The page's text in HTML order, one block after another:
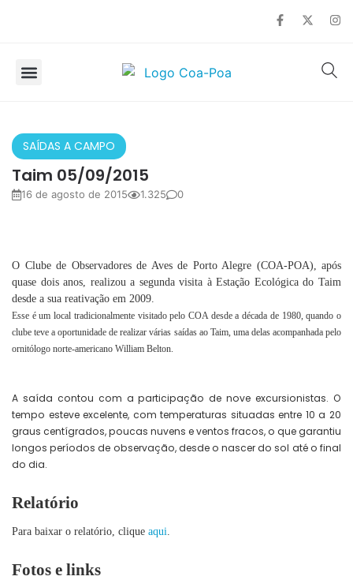
SAÍDAS A CAMPO
Taim 05/09/2015
16 de agosto de 2015 1.325 0
O Clube de Observadores de Aves de Porto Alegre (COA-POA), após
quase dois anos, realizou a segunda visita à Estação Ecológica do Taim
desde a sua reativação em 2009.
Esse é um local tradicionalmente visitado pelo COA desde a década de 1980, quando o
clube teve a oportunidade de realizar várias saídas ao Taim, uma delas acompanhada pelo
ornitólogo norte-americano William Belton.
A saída contou com a participação de nove excursionistas. O
tempo esteve excelente, com temperaturas situadas entre 10 a 20
graus centígrados, poucas nuvens e ventos fracos, o que garantiu
longos períodos de observação, desde o nascer do sol até o final
do dia.
Relatório
Para baixar o relatório, clique aqui.
Fotos e links